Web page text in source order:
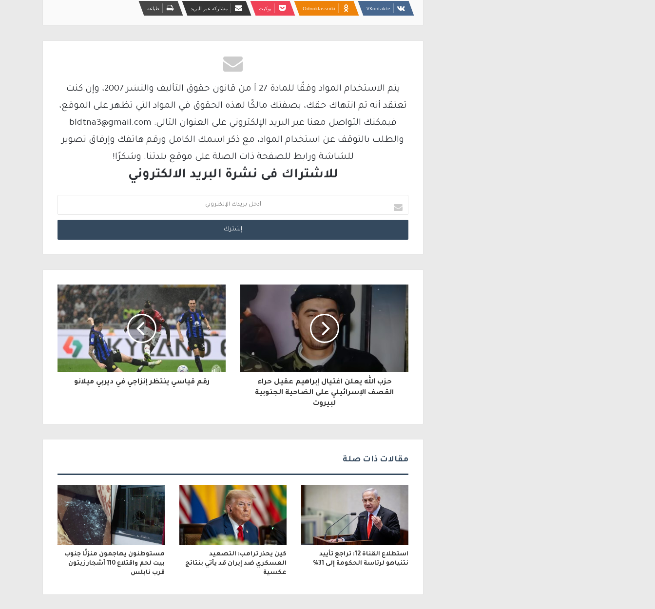
Odnoklassniki بوكيت مشاركة عبر البريد طباعة
يتم الاستخدام المواد وفقًا للمادة 27 أ من قانون حقوق التأليف والنشر 2007، وإن كنت
تعتقد أنه تم انتهاك حقك، بصفتك مالكًا لهذه الحقوق في المواد التي تظهر على الموقع،
فيمكنك التواصل معنا عبر البريد الإلكتروني على العنوان التالي: bldtna3@gmail.com
والطلب بالتوقف عن استخدام المواد، مع ذكر اسمك الكامل ورقم هاتفك وإرفاق تصوير
للشاشة ورابط للصفحة ذات الصلة على موقع بلدتنا. وشكرًا!
للاشتراك فى نشرة البريد الالكتروني
د
خ
ل
ب
ي
د
ك
ل
ك
ت
ر
و
حزب الله يعلن اغتيال إبراهيم عقيل حراء
القصف الإسرائيلي على الضاحية الجنوبية
لبيروت
رقم قياسي ينتظر إنزاجي في ديربي ميلانو
مقالات ذات صلة
استطلاع القناة 12: تراجع تأييد
نتنياهو لرئاسة الحكومة إلى 31%
كين يحذر ترامب: التصعيد
العسكري ضد إيران قد يأتي بنتائج
عكسية
مستوطنون يهاجمون منزلًا جنوب
بيت لحم واقتلاع 110 أشجار زيتون
قرب نابلس